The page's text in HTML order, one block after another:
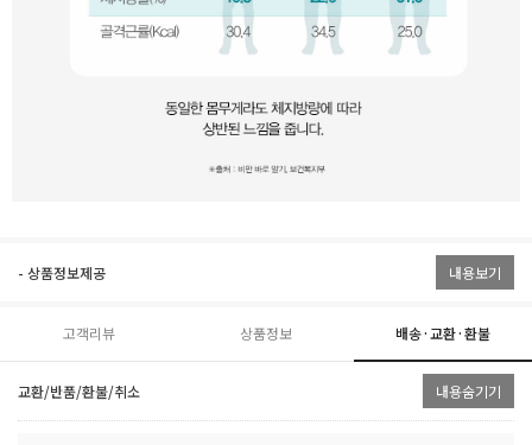
- 상품정보제공 내용보기
고객리뷰 상품정보 배송·교환·환불
교환/반품/환불/취소 내용숨기기